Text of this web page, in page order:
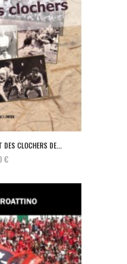
DES CLOCHERS DE...
€